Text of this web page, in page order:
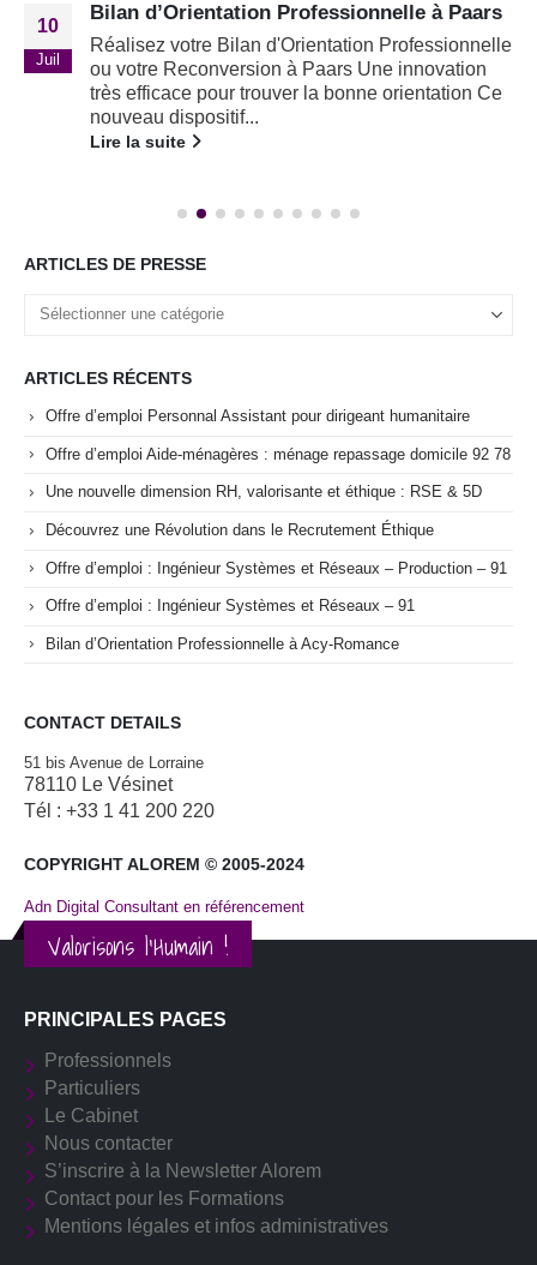
10
Juil
Bilan d’Orientation Professionnelle à Paars
Réalisez votre Bilan d'Orientation Professionnelle
ou votre Reconversion à Paars Une innovation
très efficace pour trouver la bonne orientation Ce
nouveau dispositif...
Lire la suite
ARTICLES DE PRESSE
ARTICLES RÉCENTS
Offre d’emploi Personnal Assistant pour dirigeant humanitaire
Offre d’emploi Aide-ménagères : ménage repassage domicile 92 78
Une nouvelle dimension RH, valorisante et éthique : RSE & 5D
Découvrez une Révolution dans le Recrutement Éthique
Offre d’emploi : Ingénieur Systèmes et Réseaux – Production – 91
Offre d’emploi : Ingénieur Systèmes et Réseaux – 91
Bilan d’Orientation Professionnelle à Acy-Romance
CONTACT DETAILS
51 bis Avenue de Lorraine
78110 Le Vésinet
Tél : +33 1 41 200 220
COPYRIGHT ALOREM © 2005-2024
Adn Digital Consultant en référencement
Valorisons l'Humain !
PRINCIPALES PAGES
Professionnels
Particuliers
Le Cabinet
Nous contacter
S’inscrire à la Newsletter Alorem
Contact pour les Formations
Mentions légales et infos administratives